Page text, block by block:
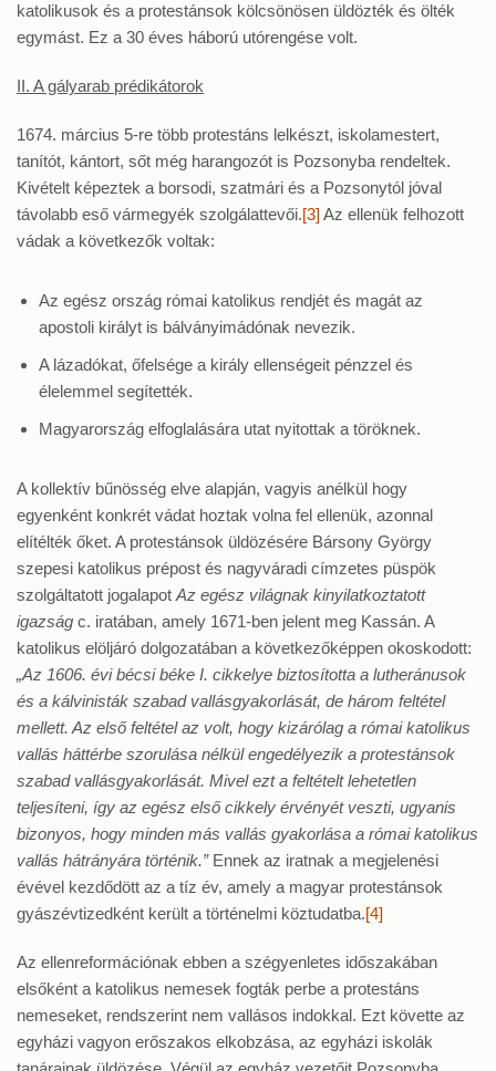
katolikusok és a protestánsok kölcsönösen üldözték és ölték
egymást. Ez a 30 éves háború utórengése volt.
II. A gályarab prédikátorok
1674. március 5-re több protestáns lelkészt, iskolamestert,
tanítót, kántort, sőt még harangozót is Pozsonyba rendeltek.
Kivételt képeztek a borsodi, szatmári és a Pozsonytól jóval
távolabb eső vármegyék szolgálattevői.[3]Az ellenük felhozott
vádak a következők voltak:
Az egész ország római katolikus rendjét és magát az
apostoli királyt is bálványimádónak nevezik.
A lázadókat, őfelsége a király ellenségeit pénzzel és
élelemmel segítették.
Magyarország elfoglalására utat nyitottak a töröknek.
A kollektív bűnösség elve alapján, vagyis anélkül hogy
egyenként konkrét vádat hoztak volna fel ellenük, azonnal
elítélték őket. A protestánsok üldözésére Bársony György
szepesi katolikus prépost és nagyváradi címzetes püspök
szolgáltatott jogalapot Az egész világnak kinyilatkoztatott
igazság c. iratában, amely 1671-ben jelent meg Kassán. A
katolikus elöljáró dolgozatában a következőképpen okoskodott:
„Az 1606. évi bécsi béke I. cikkelye biztosította a lutheránusok
és a kálvinisták szabad vallásgyakorlását, de három feltétel
mellett. Az első feltétel az volt, hogy kizárólag a római katolikus
vallás háttérbe szorulása nélkül engedélyezik a protestánsok
szabad vallásgyakorlását. Mivel ezt a feltételt lehetetlen
teljesíteni, így az egész első cikkely érvényét veszti, ugyanis
bizonyos, hogy minden más vallás gyakorlása a római katolikus
vallás hátrányára történik.” Ennek az iratnak a megjelenési
évével kezdődött az a tíz év, amely a magyar protestánsok
gyászévtizedként került a történelmi köztudatba.[4]
Az ellenreformációnak ebben a szégyenletes időszakában
elsőként a katolikus nemesek fogták perbe a protestáns
nemeseket, rendszerint nem vallásos indokkal. Ezt követte az
egyházi vagyon erőszakos elkobzása, az egyházi iskolák